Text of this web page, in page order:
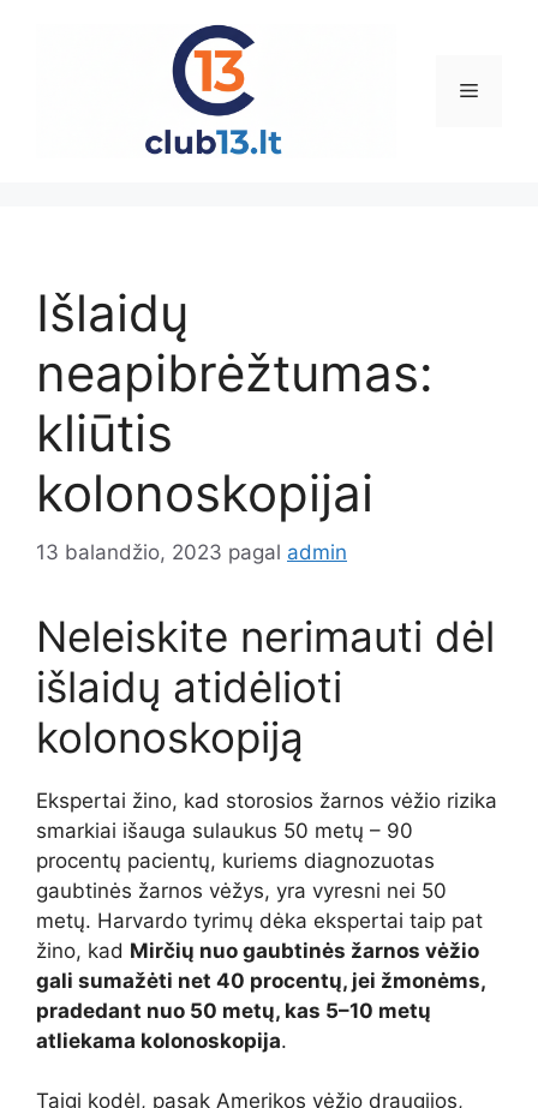
Meniu
Išlaidų
neapibrėžtumas:
kliūtis
kolonoskopijai
13 balandžio, 2023 pagal admin
Neleiskite nerimauti dėl
išlaidų atidėlioti
kolonoskopiją
Ekspertai žino, kad storosios žarnos vėžio rizika
smarkiai išauga sulaukus 50 metų – 90
procentų pacientų, kuriems diagnozuotas
gaubtinės žarnos vėžys, yra vyresni nei 50
metų. Harvardo tyrimų dėka ekspertai taip pat
žino, kad Mirčių nuo gaubtinės žarnos vėžio
gali sumažėti net 40 procentų, jei žmonėms,
pradedant nuo 50 metų, kas 5–10 metų
atliekama kolonoskopija.
Taigi kodėl, pasak Amerikos vėžio draugijos,